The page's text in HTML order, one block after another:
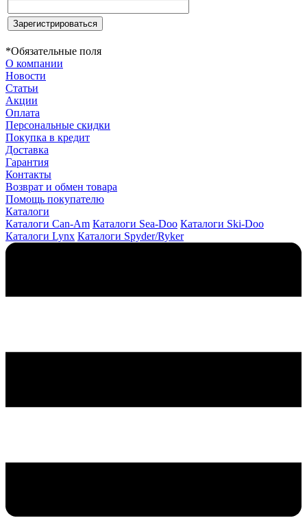
*Обязательные поля
О компании
Новости
Статьи
Акции
Оплата
Персональные скидки
Покупка в кредит
Доставка
Гарантия
Контакты
Возврат и обмен товара
Помощь покупателю
Каталоги
Каталоги Can-Am Каталоги Sea-Doo Каталоги Ski-Doo
Каталоги Lynx Каталоги Spyder/Ryker